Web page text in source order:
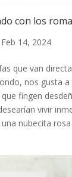
con los
Feb 14, 2024
que van
nos gusta a
fingen
vivir
nubecita rosa